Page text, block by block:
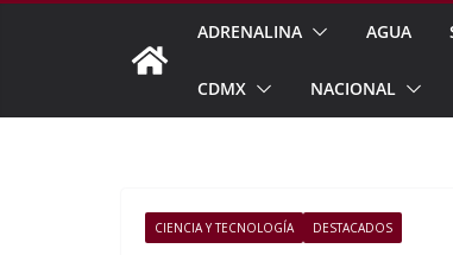
ADRENALINA AGUA
CDMX NACIONAL
CIENCIA Y TECNOLOGÍA DESTACADOS